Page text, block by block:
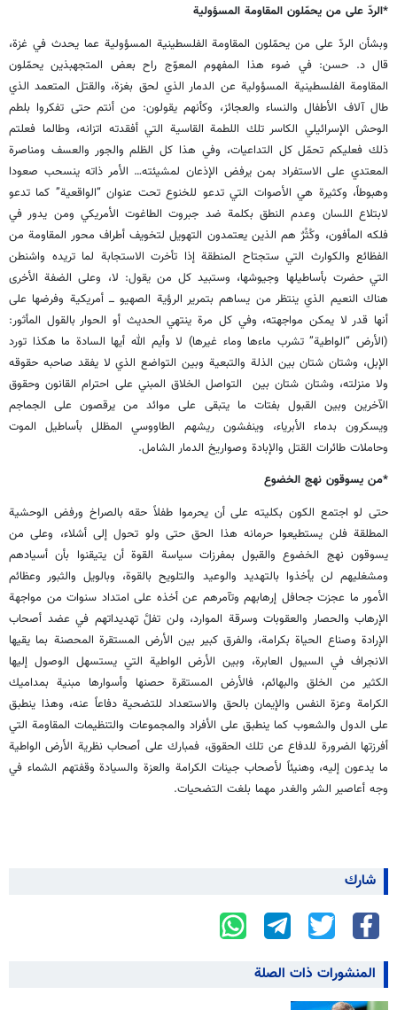
*الردّ على من يحمّلون المقاومة المسؤولية
وبشأن الردّ على من يحمّلون المقاومة الفلسطينية المسؤولية عما يحدث في غزة،
قال د. حسن: في ضوء هذا المفهوم المعوّج راح بعض المتجهبذين يحمّلون
المقاومة الفلسطينية المسؤولية عن الدمار الذي لحق بغزة، والقتل المتعمد الذي
طال آلاف الأطفال والنساء والعجائز، وكأنهم يقولون: من أنتم حتى تفكروا بلطم
الوحش الإسرائيلي الكاسر تلك اللطمة القاسية التي أفقدته اتزانه، وطالما فعلتم
ذلك فعليكم تحمّل كل التداعيات، وفي هذا كل الظلم والجور والعسف ومناصرة
المعتدي على الاستفراد بمن يرفض الإذعان لمشيئته… الأمر ذاته ينسحب صعودا
وهبوطاً، وكثيرة هي الأصوات التي تدعو للخنوع تحت عنوان “الواقعية” كما تدعو
لابتلاع اللسان وعدم النطق بكلمة ضد جبروت الطاغوت الأمريكي ومن يدور في
فلكه المأفون، وكُثُرٌ هم الذين يعتمدون التهويل لتخويف أطراف محور المقاومة من
الفظائع والكوارث التي ستجتاح المنطقة إذا تأخرت الاستجابة لما تريده واشنطن
التي حضرت بأساطيلها وجيوشها، وستبيد كل من يقول: لا، وعلى الضفة الأخرى
هناك النعيم الذي ينتظر من يساهم بتمرير الرؤية الصهيو ـــ أمريكية وفرضها على
أنها قدر لا يمكن مواجهته، وفي كل مرة ينتهي الحديث أو الحوار بالقول المأثور:
(الأرض “الواطية” تشرب ماءها وماء غيرها) لا وأيم الله أيها السادة ما هكذا تورد
الإبل، وشتان شتان بين الذلة والتبعية وبين التواضع الذي لا يفقد صاحبه حقوقه
ولا منزلته، وشتان شتان بين التواصل الخلاق المبني على احترام القانون وحقوق
الآخرين وبين القبول بفتات ما يتبقى على موائد من يرقصون على الجماجم
ويسكرون بدماء الأبرياء، وينفشون ريشهم الطاووسي المظلل بأساطيل الموت
وحاملات طائرات القتل والإبادة وصواريخ الدمار الشامل.
*من يسوقون نهج الخضوع
حتى لو اجتمع الكون بكليته على أن يحرموا طفلاً حقه بالصراخ ورفض الوحشية
المطلقة فلن يستطيعوا حرمانه هذا الحق حتى ولو تحول إلى أشلاء، وعلى من
يسوقون نهج الخضوع والقبول بمفرزات سياسة القوة أن يتيقنوا بأن أسيادهم
ومشغليهم لن يأخذوا بالتهديد والوعيد والتلويح بالقوة، وبالويل والثبور وعظائم
الأمور ما عجزت جحافل إرهابهم وتآمرهم عن أخذه على امتداد سنوات من مواجهة
الإرهاب والحصار والعقوبات وسرقة الموارد، ولن تفلَّ تهديداتهم في عضد أصحاب
الإرادة وصناع الحياة بكرامة، والفرق كبير بين الأرض المستقرة المحصنة بما يقيها
الانجراف في السيول العابرة، وبين الأرض الواطية التي يستسهل الوصول إليها
الكثير من الخلق والبهائم، فالأرض المستقرة حصنها وأسوارها مبنية بمداميك
الكرامة وعزة النفس والإيمان بالحق والاستعداد للتضحية دفاعاً عنه، وهذا ينطبق
على الدول والشعوب كما ينطبق على الأفراد والمجموعات والتنظيمات المقاومة التي
أفرزتها الضرورة للدفاع عن تلك الحقوق، فمبارك على أصحاب نظرية الأرض الواطية
ما يدعون إليه، وهنيئاً لأصحاب جينات الكرامة والعزة والسيادة وقفتهم الشماء في
وجه أعاصير الشر والغدر مهما بلغت التضحيات.
شارك
المنشورات ذات الصلة